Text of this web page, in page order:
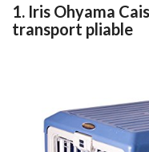
1. Iris Ohyama
transport pliable